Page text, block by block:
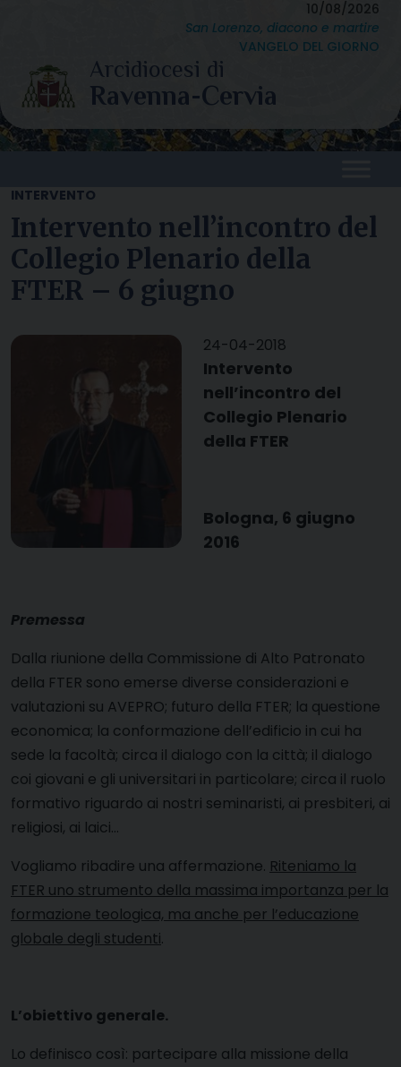
content
10/08/2026
San Lorenzo, diacono e martire
VANGELO DEL GIORNO
INTERVENTO
Intervento nell’incontro del
Collegio Plenario della
FTER – 6 giugno
24-04-2018
Intervento
nell’incontro del
Collegio Plenario
della FTER
Bologna, 6 giugno
2016
Premessa
Dalla riunione della Commissione di Alto Patronato
della FTER sono emerse diverse considerazioni e
valutazioni su AVEPRO; futuro della FTER; la questione
economica; la conformazione dell’edificio in cui ha
sede la facoltà; circa il dialogo con la città; il dialogo
coi giovani e gli universitari in particolare; circa il ruolo
formativo riguardo ai nostri seminaristi, ai presbiteri, ai
religiosi, ai laici…
Vogliamo ribadire una affermazione. Riteniamo la
FTER uno strumento della massima importanza per la
formazione teologica, ma anche per l’educazione
globale degli studenti.
L’obiettivo generale.
Lo definisco così: partecipare alla missione della